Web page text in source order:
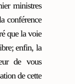
ministres
conférence
que la voie
enfin, la
de vous
de cette